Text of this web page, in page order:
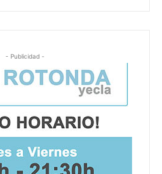
- Publicidad -